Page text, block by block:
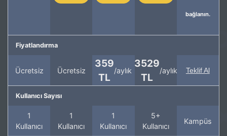
bağlanın.
Fiyatlandırma
Ücretsiz Ücretsiz
359
TL
/aylık
3529
TL
/aylık Teklif Al
Kullanıcı Sayısı
1
Kullanıcı
1
Kullanıcı
1
Kullanıcı
5+
Kullanıcı
Kampüs